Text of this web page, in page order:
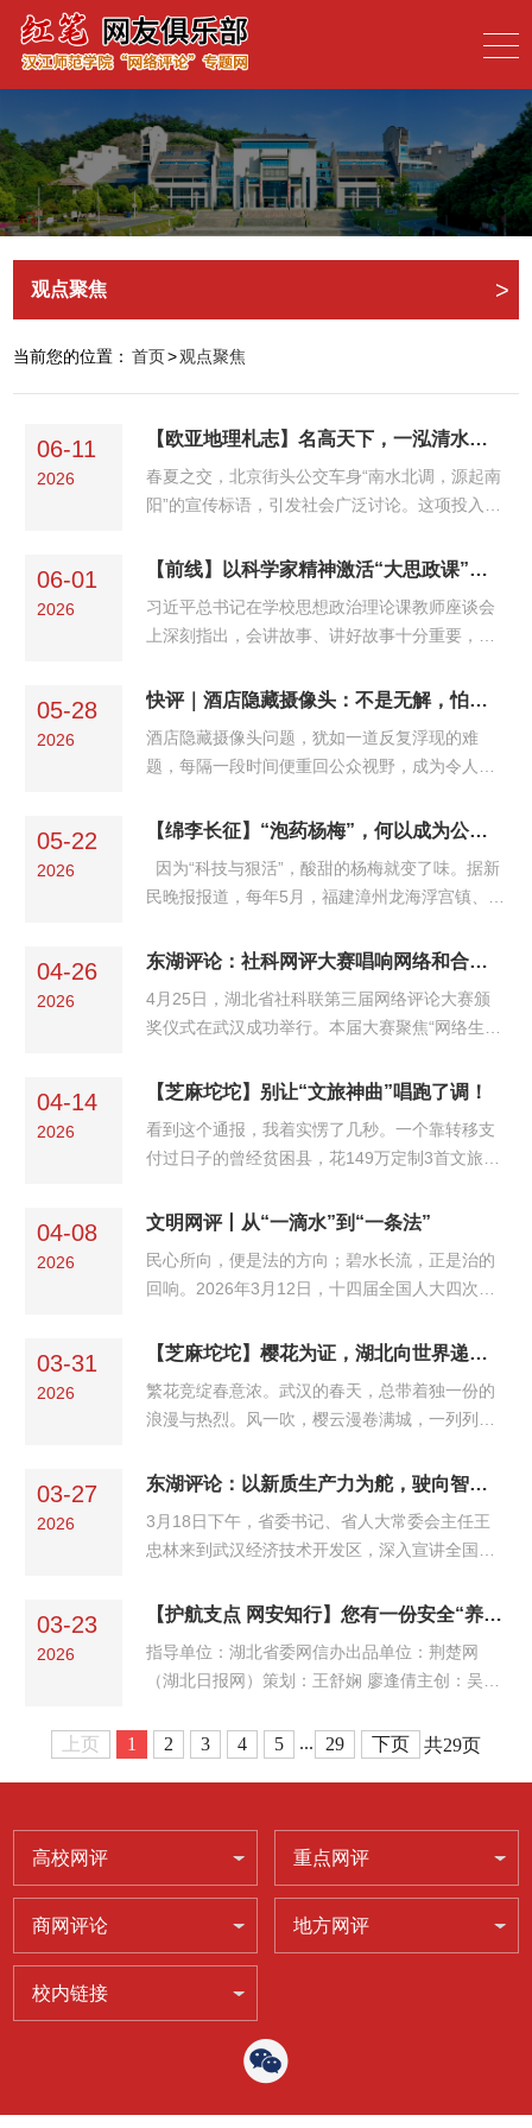
观点聚焦 >
当前您的位置： 首页>观点聚焦
06-11
2026
【欧亚地理札志】名高天下，一泓清水共山河：宣传表述该回归严谨了
春夏之交，北京街头公交车身“南水北调，源起南
阳”的宣传标语，引发社会广泛讨论。这项投入推
升地方知名度，但因地理概念使用不够严谨，既
区域协作的价值。依据水利部门多年勘查定论，
汉江干流正源位于陕西省汉中市宁强县嶓冢山汉
是南水北调中线工程的核心水源地；而南阳淅川
陶岔枢纽，是中...
06-01
2026
【前线】以科学家精神激活“大思政课”青春动能
​习近平总书记在学校思想政治理论课教师座谈会
上深刻指出，会讲故事、讲好故事十分重要，思
事、中华人民共和国的故事、中国特色社会主义
的故事。科学家精神是中国故事、新时代故事的
亮丽篇章。在新媒体时代，推动科学家精神有效
传播渠道、传播主体的创新，让科学家精神引导
广大青年学生崇...
05-28
2026
快评｜酒店隐藏摄像头：不是无解，怕不求正解
酒店隐藏摄像头问题，犹如一道反复浮现的难
题，每隔一段时间便重回公众视野，成为令人不
酒店遭遇针孔摄像头偷拍，隐私视频遭外泄。5月
实，去年12月她与男友入住长沙泊恩BOON-Z酒
店（五一广场IFS国金中心店），最近却被朋友告
前，他们已报警处理。这道难题真的无解吗？并
非如此。在技术防范已相...
05-22
2026
【绵李长征】“泡药杨梅”，何以成为公开的秘密？
因为“科技与狠活”，酸甜的杨梅就变了味。据新
民晚报报道，每年5月，福建漳州龙海浮宫镇、白
家收购点，揭露了一个公开的秘密：鲜杨梅被浸
此，福建漳州已开展专项整治。这绝对是我们最
不想要的“甜蜜蜜”——甜味剂的外包装赫然标注
分表，属于典型的“三无”产品。“三无”甜味剂，用
上；...
04-26
2026
东湖评论：社科网评大赛唱响网络和合之声
4月25日，湖北省社科联第三届网络评论大赛颁
奖仪式在武汉成功举行。本届大赛聚焦“网络生态
共探网络生态治理的可行路径。在当下信息奔
荡，而湖北省社科联第三届网络评论大赛，恰似
一座思想灯塔，以理论为基固本培元，以评论为
纷繁世界里坚守立场，唱响了社科界温润有力、
凝心向善的和合之声...
04-14
2026
【芝麻坨坨】别让“文旅神曲”唱跑了调！
看到这个通报，我着实愣了几秒。一个靠转移支
付过日子的曾经贫困县，花149万定制3首文旅宣
首宣传曲。这样的数字，在树立和践行正确政绩
些钱能做什么？149万，够给当地上百个困难家
庭解决一年的基本生活保障；300万，足以修缮
文化服务。可它们最终流向了几首歌，几首可能
只在少数场合播放、群众...
04-08
2026
文明网评丨从“一滴水”到“一条法”
民心所向，便是法的方向；碧水长流，正是治的
回响。2026年3月12日，十四届全国人大四次会
法典》。在这部我国第二部以“法典”命名的基本
人注目：“丹江口库区及其上游所在地县级以上地
方人民政府应当加强山水林田湖草沙整体保护，
个字，却承载着深远的意义——这不仅是一处法
律条款的增补，...
03-31
2026
【芝麻坨坨】樱花为证，湖北向世界递出春天的邀请函
繁花竞绽春意浓。武汉的春天，总带着独一份的
浪漫与热烈。风一吹，樱云漫卷满城，一列列穿
与活力，铺展在荆楚大地上。2026 “相约春天赏
正式启幕。来自全球 50 多个国家和地区的友
人、150余家世界500 强及跨国公司代表踏春赴
这场兼具诗意与分量的盛会。 很多人眼里，樱花
之约不过是一场赏花...
03-27
2026
东湖评论：以新质生产力为舵，驶向智能网联新能源汽车产业新蓝海
​3月18日下午，省委书记、省人大常委会主任王
忠林来到武汉经济技术开发区，深入宣讲全国两
要因地制宜发展壮大新质生产力，加快推动智能
谷转型突围的精准指引，更是为万亿级汽车产业
锚定了向 “新”而行的航向。从传统汽车重镇到智
谷的蝶变，更是中国制造向中国智造跨越的生动
03-23
2026
【护航支点 网安知行】您有一份安全“养虾”指南，请查收
指导单位：湖北省委网信办出品单位：荆楚网
（湖北日报网）策划：王舒娴 廖逢倩主创：吴芊
上页 1 2 3 4 5 ... 29 下页 共29页
高校网评 重点网评
商网评论 地方网评
校内链接